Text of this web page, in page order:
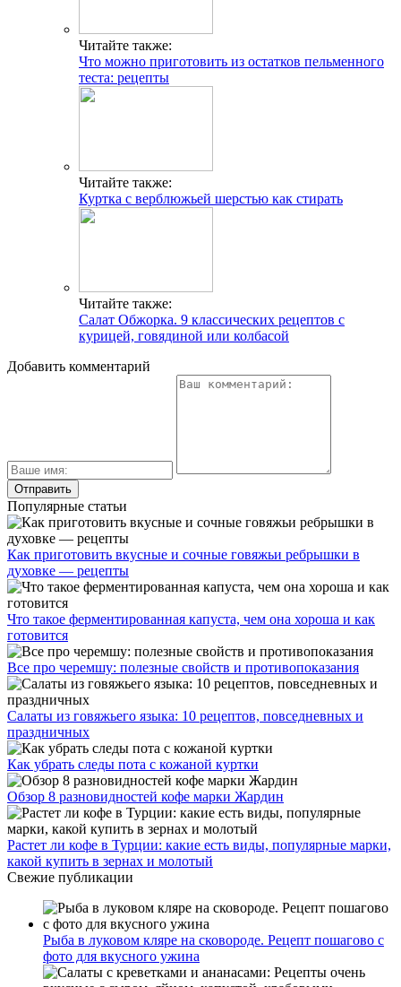
Читайте также:
Что можно приготовить из остатков пельменного
теста: рецепты
Читайте также:
Куртка с верблюжьей шерстью как стирать
Читайте также:
Салат Обжорка. 9 классических рецептов с
курицей, говядиной или колбасой
Добавить комментарий
Популярные статьи
Как приготовить вкусные и сочные говяжьи ребрышки в
духовке — рецепты
Что такое ферментированная капуста, чем она хороша и как
готовится
Все про черемшу: полезные свойств и противопоказания
Салаты из говяжьего языка: 10 рецептов, повседневных и
праздничных
Как убрать следы пота с кожаной куртки
Обзор 8 разновидностей кофе марки Жардин
Растет ли кофе в Турции: какие есть виды, популярные марки,
какой купить в зернах и молотый
Свежие публикации
Рыба в луковом кляре на сковороде. Рецепт пошагово с
фото для вкусного ужина